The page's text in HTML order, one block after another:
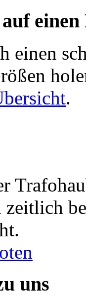
einen
.
zeitlich
uns